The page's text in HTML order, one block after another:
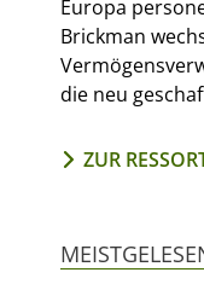
Europa
Brickman
die neu
ZUR